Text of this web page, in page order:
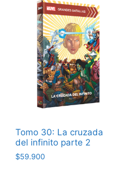
Tomo 30: La cruzada
del infinito parte 2
$59.900